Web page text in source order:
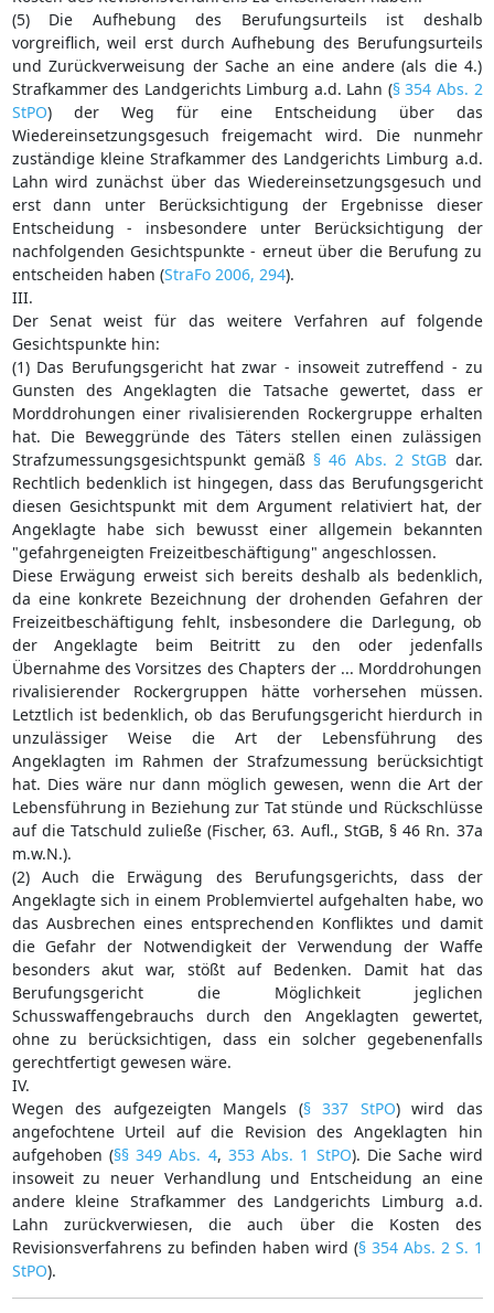
(5) Die Aufhebung des Berufungsurteils ist deshalb
vorgreiflich, weil erst durch Aufhebung des Berufungsurteils
und Zurückverweisung der Sache an eine andere (als die 4.)
Strafkammer des Landgerichts Limburg a.d. Lahn (§ 354 Abs. 2
StPO) der Weg für eine Entscheidung über das
Wiedereinsetzungsgesuch freigemacht wird. Die nunmehr
zuständige kleine Strafkammer des Landgerichts Limburg a.d.
Lahn wird zunächst über das Wiedereinsetzungsgesuch und
erst dann unter Berücksichtigung der Ergebnisse dieser
Entscheidung - insbesondere unter Berücksichtigung der
nachfolgenden Gesichtspunkte - erneut über die Berufung zu
entscheiden haben (StraFo 2006, 294).
III.
Der Senat weist für das weitere Verfahren auf folgende
Gesichtspunkte hin:
(1) Das Berufungsgericht hat zwar - insoweit zutreffend - zu
Gunsten des Angeklagten die Tatsache gewertet, dass er
Morddrohungen einer rivalisierenden Rockergruppe erhalten
hat. Die Beweggründe des Täters stellen einen zulässigen
Strafzumessungsgesichtspunkt gemäß § 46 Abs. 2 StGB dar.
Rechtlich bedenklich ist hingegen, dass das Berufungsgericht
diesen Gesichtspunkt mit dem Argument relativiert hat, der
Angeklagte habe sich bewusst einer allgemein bekannten
"gefahrgeneigten Freizeitbeschäftigung" angeschlossen.
Diese Erwägung erweist sich bereits deshalb als bedenklich,
da eine konkrete Bezeichnung der drohenden Gefahren der
Freizeitbeschäftigung fehlt, insbesondere die Darlegung, ob
der Angeklagte beim Beitritt zu den oder jedenfalls
Übernahme des Vorsitzes des Chapters der ... Morddrohungen
rivalisierender Rockergruppen hätte vorhersehen müssen.
Letztlich ist bedenklich, ob das Berufungsgericht hierdurch in
unzulässiger Weise die Art der Lebensführung des
Angeklagten im Rahmen der Strafzumessung berücksichtigt
hat. Dies wäre nur dann möglich gewesen, wenn die Art der
Lebensführung in Beziehung zur Tat stünde und Rückschlüsse
auf die Tatschuld zuließe (Fischer, 63. Aufl., StGB, § 46 Rn. 37a
m.w.N.).
(2) Auch die Erwägung des Berufungsgerichts, dass der
Angeklagte sich in einem Problemviertel aufgehalten habe, wo
das Ausbrechen eines entsprechenden Konfliktes und damit
die Gefahr der Notwendigkeit der Verwendung der Waffe
besonders akut war, stößt auf Bedenken. Damit hat das
Berufungsgericht die Möglichkeit jeglichen
Schusswaffengebrauchs durch den Angeklagten gewertet,
ohne zu berücksichtigen, dass ein solcher gegebenenfalls
gerechtfertigt gewesen wäre.
IV.
Wegen des aufgezeigten Mangels (§ 337 StPO) wird das
angefochtene Urteil auf die Revision des Angeklagten hin
aufgehoben (§§ 349 Abs. 4, 353 Abs. 1 StPO). Die Sache wird
insoweit zu neuer Verhandlung und Entscheidung an eine
andere kleine Strafkammer des Landgerichts Limburg a.d.
Lahn zurückverwiesen, die auch über die Kosten des
Revisionsverfahrens zu befinden haben wird (§ 354 Abs. 2 S. 1
StPO).